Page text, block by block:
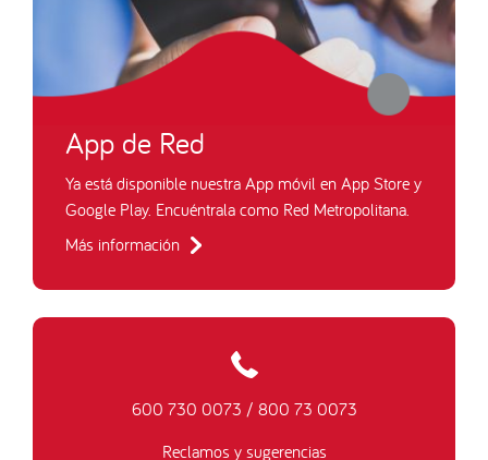
App de Red
Ya está disponible nuestra App móvil en App Store y
Google Play. Encuéntrala como Red Metropolitana.
Más información
600 730 0073 / 800 73 0073
Reclamos y sugerencias